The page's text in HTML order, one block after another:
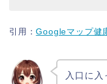
引用：Googleマップ健
入口に